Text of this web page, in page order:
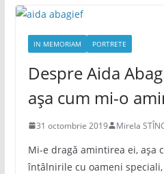
IN MEMORIAM PORTRETE
Despre Aida
așa cum mi-o
31 octombrie 2019 Mirela
Mi-e dragă amintirea ei, așa
întâlnirile cu oameni